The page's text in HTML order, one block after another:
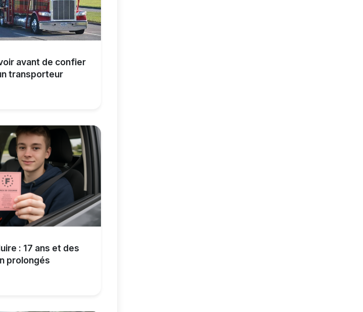
avant de confier
transporteur
: 17 ans et des
prolongés